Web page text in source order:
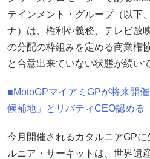
テインメント・グループ（以下
ナ）は、権利や義務、テレビ放
の分配の枠組みを定める商業権
と合意出来ていない状態が続い
■MotoGPマイアミGPが将来開
候補地」とリバティCEO認める
今月開催されるカタルニアGP
ルニア・サーキットは、世界遺